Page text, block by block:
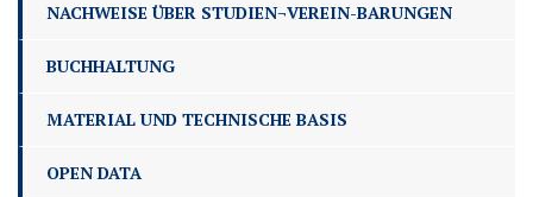
NACHWEISE ÜBER STUDIEN¬VEREIN-BARUNGEN
BUCHHALTUNG
MATERIAL UND TECHNISCHE BASIS
OPEN DATA